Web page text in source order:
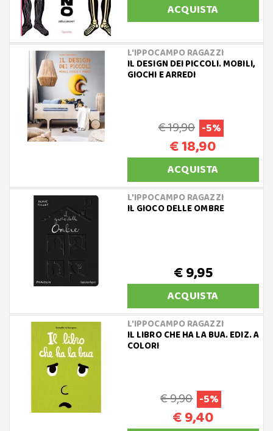
ACQUISTA
L'IPPOCAMPO RAGAZZI
IL DESIGN DEI PICCOLI. MOBILI,
GIOCHI E ARREDI
€ 19,90 -5%
€ 18,90
ACQUISTA
L'IPPOCAMPO RAGAZZI
IL GIOCO DELLE OMBRE
€ 9,95
ACQUISTA
L'IPPOCAMPO RAGAZZI
IL LIBRO CHE HA LA BUA. EDIZ. A
COLORI
€ 9,90 -5%
€ 9,40